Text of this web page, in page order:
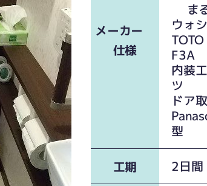
メーカー
仕様
ま
ウォ
F3A
内
ツ
ド
型
工期 2日間
ます